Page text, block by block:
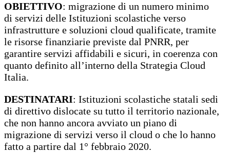
OBIETTIVO: migrazione di un numero minimo
di servizi delle Istituzioni scolastiche verso
infrastrutture e soluzioni cloud qualificate, tramite
le risorse finanziarie previste dal PNRR, per
garantire servizi affidabili e sicuri, in coerenza con
quanto definito all’interno della Strategia Cloud
Italia.
DESTINATARI: Istituzioni scolastiche statali sedi
di direttivo dislocate su tutto il territorio nazionale,
che non hanno ancora avviato un piano di
migrazione di servizi verso il cloud o che lo hanno
fatto a partire dal 1° febbraio 2020.